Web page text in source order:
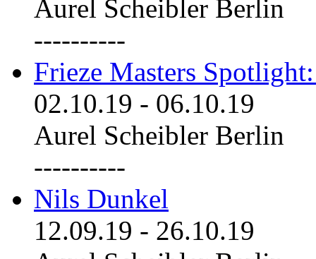
Aurel Scheibler Berlin
----------
Frieze Masters
02.10.19 - 06.10.19
Aurel Scheibler Berlin
----------
Nils Dunkel
12.09.19 - 26.10.19